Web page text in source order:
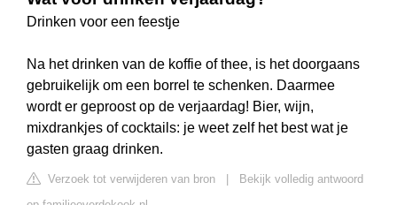
Drinken voor een feestje
Na het drinken van de koffie of thee, is het doorgaans
gebruikelijk om een borrel te schenken. Daarmee
wordt er geproost op de verjaardag! Bier, wijn,
mixdrankjes of cocktails: je weet zelf het best wat je
gasten graag drinken.
Verzoek tot verwijderen van bron
Bekijk volledig antwoord